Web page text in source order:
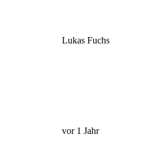
Lukas Fuchs
vor 1 Jahr